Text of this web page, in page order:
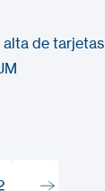
de tarjetas